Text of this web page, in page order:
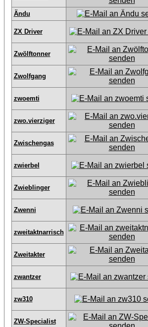
Ändu
ZX Driver
Zwölftonner
Zwolfgang
zwoemti
zwo.vierziger
Zwischengas
zwierbel
Zwieblinger
Zwenni
zweitaktnarrisch
Zweitakter
zwantzer
zw310
ZW-Specialist